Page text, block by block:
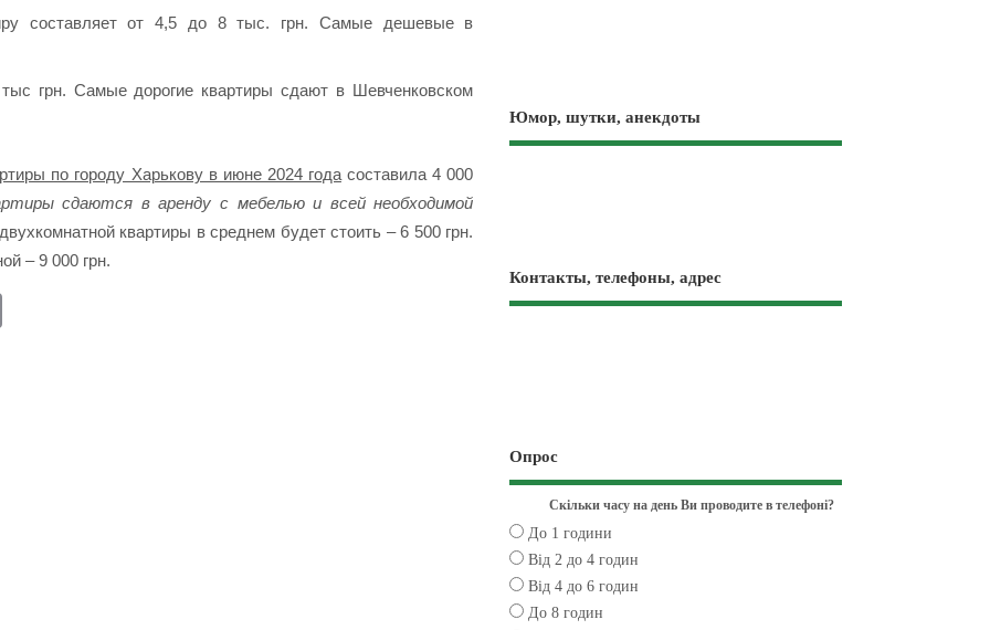
составляет от 4,5 до 8 тыс. грн. Самые дешевые в
грн. Самые дорогие квартиры сдают в Шевченковском
по городу Харькову в июне 2024 годасоставила 4 000
сдаются в аренду с мебелью и всей необходимой
квартиры в среднем будет стоить – 6 500 грн.
– 9 000 грн.
Юмор, шутки, анекдоты
Контакты, телефоны, адрес
Опрос
Скільки часу на день Ви проводите в телефоні?
До 1 години
Від 2 до 4 годин
Від 4 до 6 годин
До 8 годин